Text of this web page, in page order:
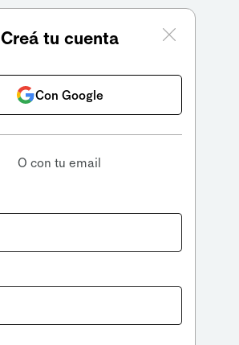
Creá tu cuenta
Con Google
O con tu email